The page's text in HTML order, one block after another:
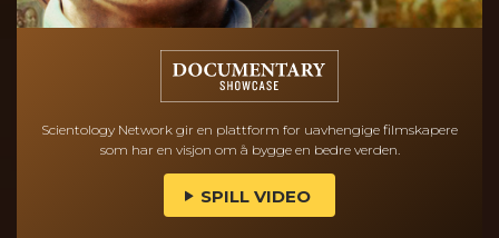
Scientology Network gir en plattform for uavhengige filmskapere
som har en visjon om å bygge en bedre verden.
SPILL VIDEO